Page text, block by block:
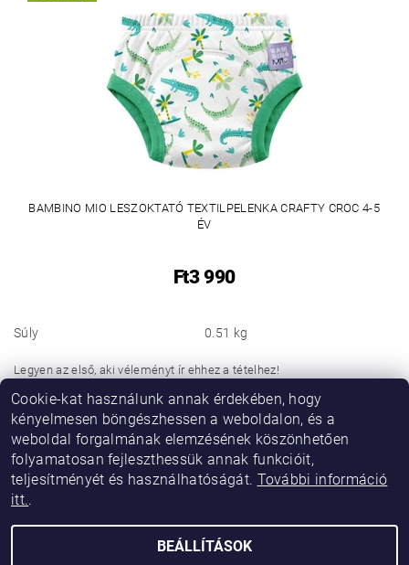
BAMBINO MIO LESZOKTATÓ TEXTILPELENKA CRAFTY CROC 4-5
ÉV
Ft3 990
Súly 0.51 kg
Legyen az első, aki véleményt ír ehhez a tételhez!
Hozzászólás hozzáadása
Cookie-kat használunk annak érdekében, hogy
kényelmesen böngészhessen a weboldalon, és a
weboldal forgalmának elemzésének köszönhetően
folyamatosan fejleszthessük annak funkcióit,
teljesítményét és használhatóságát. További információ
itt..
BEÁLLÍTÁSOK